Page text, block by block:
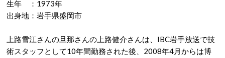
生年 ：1973年
出身地：岩手県盛岡市
上路雪江さんの旦那さんの上路健介さんは、IBC岩手放送で技
術スタッフとして10年間勤務された後、2008年4月からは博